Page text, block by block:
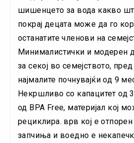
шишенцето за вода какво
покрај децата може да го
останатите членови на
Минималистички и модерен
за секој во семејството,
најмалите почнувајќи од 9
Некршливо со капацитет од
од BPA Free, материјал кој
рециклира. врв кој е отпорен
запчиња и воедно е